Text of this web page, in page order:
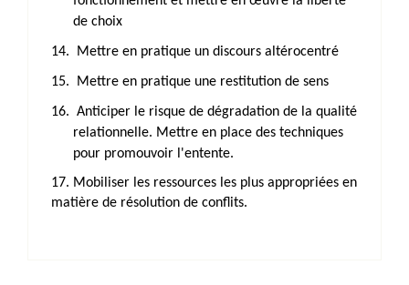
de choix
14. Mettre en pratique un discours altérocentré
15. Mettre en pratique une restitution de sens
16. Anticiper le risque de dégradation de la qualité
relationnelle. Mettre en place des techniques
pour promouvoir l'entente.
17. Mobiliser les ressources les plus appropriées en
matière de résolution de conflits.